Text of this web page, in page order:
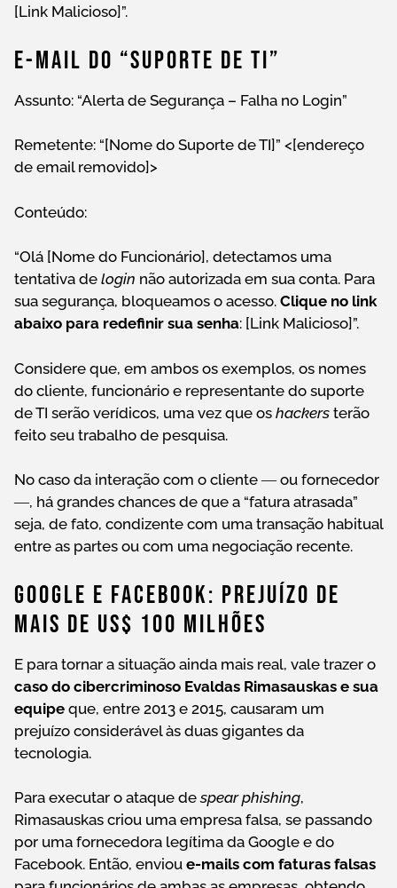
[Link Malicioso]”.
E-Mail Do “Suporte De TI”
Assunto: “Alerta de Segurança – Falha no Login”
Remetente: “[Nome do Suporte de TI]” <[endereço
de email removido]>
Conteúdo:
“Olá [Nome do Funcionário], detectamos uma
tentativa de login não autorizada em sua conta. Para
sua segurança, bloqueamos o acesso. Clique no link
abaixo para redefinir sua senha: [Link Malicioso]”.
Considere que, em ambos os exemplos, os nomes
do cliente, funcionário e representante do suporte
de TI serão verídicos, uma vez que os hackers terão
feito seu trabalho de pesquisa.
No caso da interação com o cliente ― ou fornecedor
―, há grandes chances de que a “fatura atrasada”
seja, de fato, condizente com uma transação habitual
entre as partes ou com uma negociação recente.
Google E Facebook: Prejuízo De
Mais De US$ 100 Milhões
E para tornar a situação ainda mais real, vale trazer o
caso do cibercriminoso Evaldas Rimasauskas e sua
equipe que, entre 2013 e 2015, causaram um
prejuízo considerável às duas gigantes da
tecnologia.
Para executar o ataque despear phishing,
Rimasauskas criou uma empresa falsa, se passando
por uma fornecedora legítima da Google e do
Facebook. Então, enviou e-mails com faturas falsas